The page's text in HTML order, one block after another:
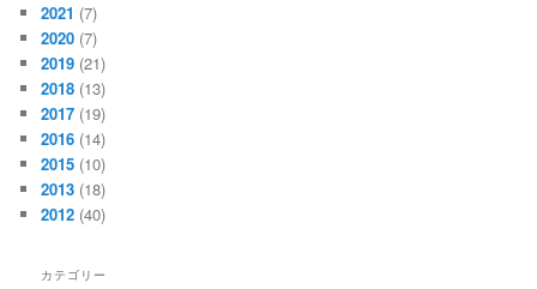
2021 (7)
2020 (7)
2019 (21)
2018 (13)
2017 (19)
2016 (14)
2015 (10)
2013 (18)
2012 (40)
カテゴリー